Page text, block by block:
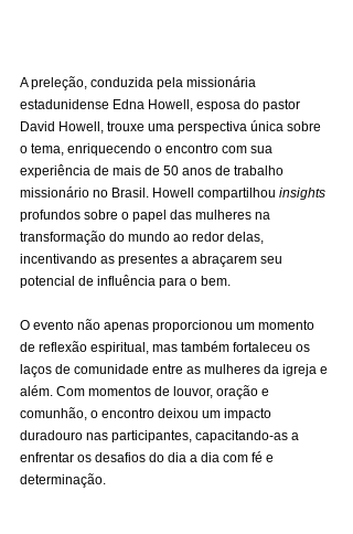
A preleção, conduzida pela missionária
estadunidense Edna Howell, esposa do pastor
David Howell, trouxe uma perspectiva única sobre
o tema, enriquecendo o encontro com sua
experiência de mais de 50 anos de trabalho
missionário no Brasil. Howell compartilhou insights
profundos sobre o papel das mulheres na
transformação do mundo ao redor delas,
incentivando as presentes a abraçarem seu
potencial de influência para o bem.
O evento não apenas proporcionou um momento
de reflexão espiritual, mas também fortaleceu os
laços de comunidade entre as mulheres da igreja e
além. Com momentos de louvor, oração e
comunhão, o encontro deixou um impacto
duradouro nas participantes, capacitando-as a
enfrentar os desafios do dia a dia com fé e
determinação.